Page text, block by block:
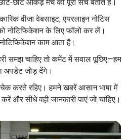
छोटे-छोटे आंकड़े मैच का पूरा सच बताते हैं।
वीजा वेबसाइट, एयरलाइन नोटिस
नोटिफिकेशन के लिए फॉलो कर लें।
काम आता है।
समझ चाहिए तो कमेंट में सवाल पूछिए—हम
अपडेट जोड़ देंगे।
करते रहिए। हमने खबरें आसान भाषा में
और सीधे वही जानकारी पाएं जो चाहिए।